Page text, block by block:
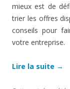
mieux est de
trier les offres
conseils pour
votre entreprise.
Lire la suite →